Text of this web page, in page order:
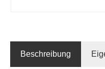
Beschreibung